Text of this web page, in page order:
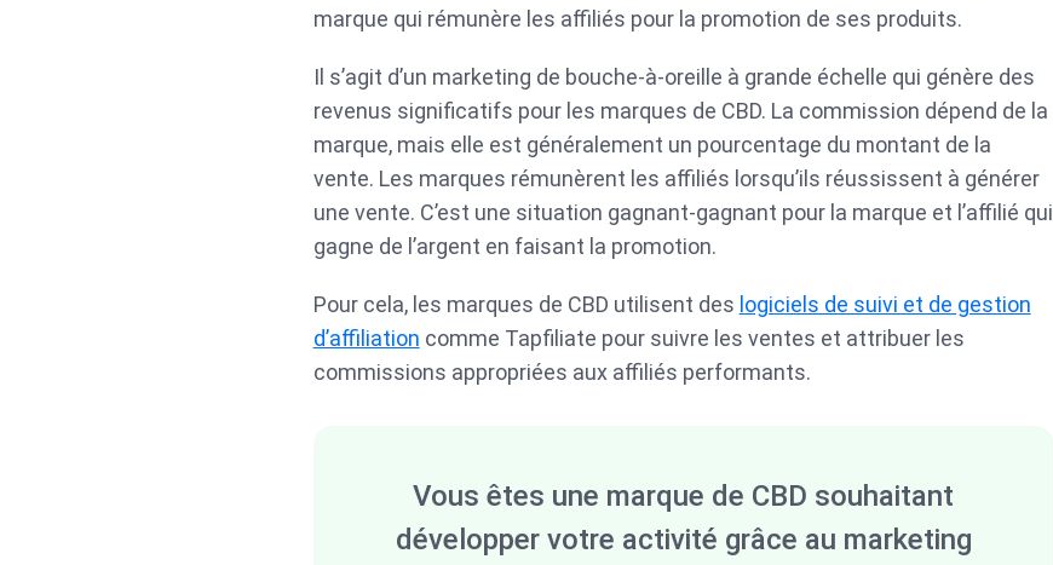
marque qui rémunère les affiliés pour la promotion de ses produits.
Il s’agit d’un marketing de bouche-à-oreille à grande échelle qui génère des
revenus significatifs pour les marques de CBD. La commission dépend de la
marque, mais elle est généralement un pourcentage du montant de la
vente. Les marques rémunèrent les affiliés lorsqu’ils réussissent à générer
une vente. C’est une situation gagnant-gagnant pour la marque et l’affilié qui
gagne de l’argent en faisant la promotion.
Pour cela, les marques de CBD utilisent des logiciels de suivi et de gestion
d’affiliation comme Tapfiliate pour suivre les ventes et attribuer les
commissions appropriées aux affiliés performants.
Vous êtes une marque de CBD souhaitant
développer votre activité grâce au marketing